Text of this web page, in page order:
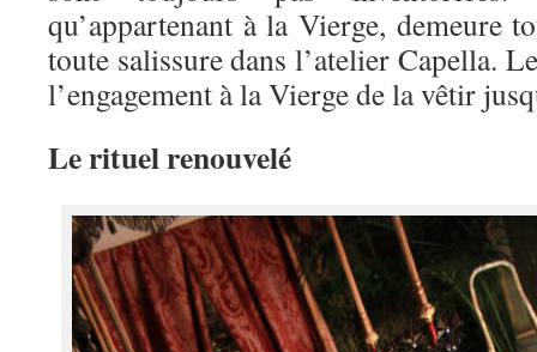
qu’appartenant à la Vierge, demeure
toute salissure dans l’atelier Capella.
l’engagement à la Vierge de la vêtir
Le rituel renouvelé